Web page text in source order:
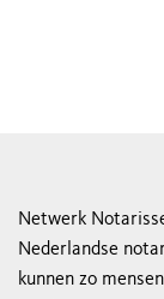
Netwerk
Nederlandse
kunnen zo